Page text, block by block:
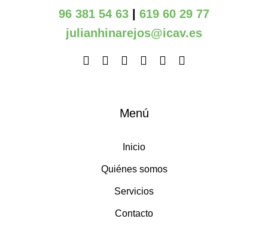
96 381 54 63
619 60 29 77
julianhinarejos@icav.es
Menú
Inicio
Quiénes somos
Servicios
Contacto